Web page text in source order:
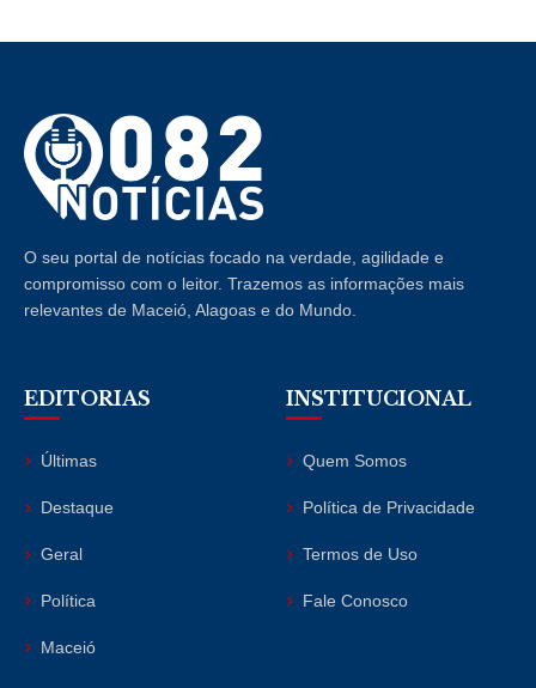
O seu portal de notícias focado na verdade, agilidade e
compromisso com o leitor. Trazemos as informações mais
relevantes de Maceió, Alagoas e do Mundo.
EDITORIAS
Últimas
Destaque
Geral
Política
Maceió
INSTITUCIONAL
Quem Somos
Política de Privacidade
Termos de Uso
Fale Conosco